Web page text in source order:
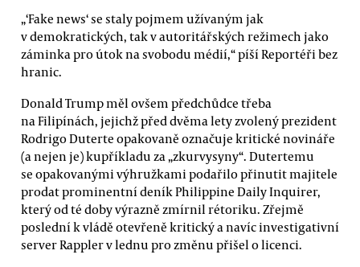
„‘Fake news‘ se staly pojmem užívaným jak
v demokratických, tak v autoritářských režimech jako
záminka pro útok na svobodu médií,“ píší Reportéři bez
hranic.
Donald Trump měl ovšem předchůdce třeba
na Filipínách, jejichž před dvěma lety zvolený prezident
Rodrigo Duterte opakovaně označuje kritické novináře
(a nejen je) kupříkladu za „zkurvysyny“. Dutertemu
se opakovanými výhružkami podařilo přinutit majitele
prodat prominentní deník Philippine Daily Inquirer,
který od té doby výrazně zmírnil rétoriku. Zřejmě
poslední k vládě otevřeně kritický a navíc investigativní
server Rappler v lednu pro změnu přišel o licenci.